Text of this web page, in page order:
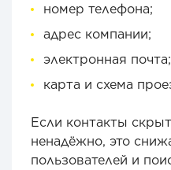
номер телефона;
адрес компании;
электронная почта;
карта и схема
Если контакты
ненадёжно, это
пользователей и